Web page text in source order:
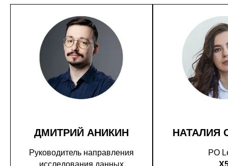
ДМИТРИЙ АНИКИН
Руководитель направления
исследования данных
НАТАЛИЯ
PO